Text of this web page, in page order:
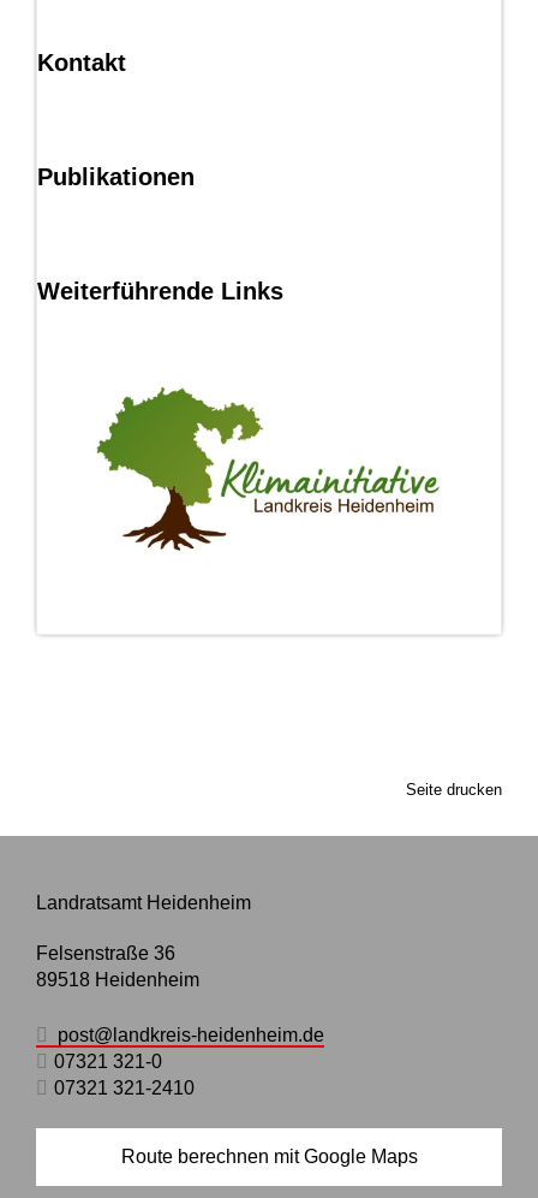
Kontakt
Publikationen
Weiterführende Links
Seite drucken
Landratsamt Heidenheim
Felsenstraße 36
89518 Heidenheim
post@landkreis-heidenheim.de
07321 321-0
07321 321-2410
Route berechnen mit Google Maps